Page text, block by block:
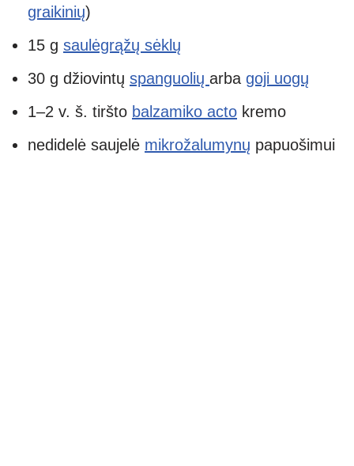
graikinių)
15 g saulėgrąžų sėklų
30 g džiovintų spanguolių arba goji uogų
1–2 v. š. tiršto balzamiko acto kremo
nedidelė saujelė mikrožalumynų papuošimui